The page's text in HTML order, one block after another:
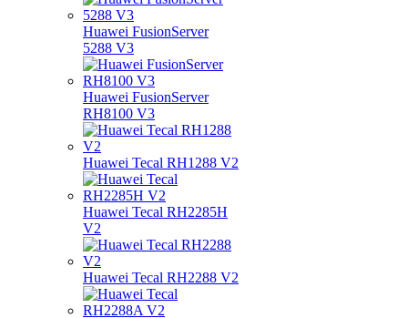
Huawei FusionServer
5288 V3
Huawei FusionServer
RH8100 V3
Huawei Tecal RH1288 V2
Huawei Tecal RH2285H
V2
Huawei Tecal RH2288 V2